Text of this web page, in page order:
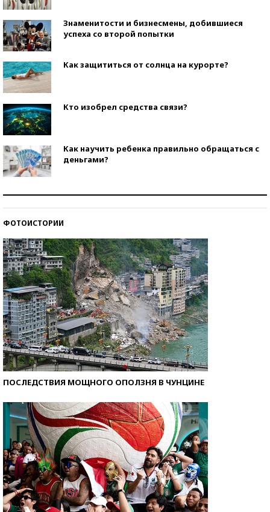
Знаменитости и бизнесмены, добившиеся
успеха со второй попытки
Как защититься от солнца на курорте?
Кто изобрел средства связи?
Как научить ребенка правильно обращаться с
деньгами?
ФОТОИСТОРИИ
ПОСЛЕДСТВИЯ МОЩНОГО ОПОЛЗНЯ В ЧУНЦИНЕ